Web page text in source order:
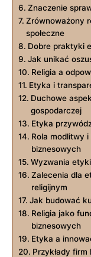
Znaczenie
Zrównoważony
społeczne
Dobre praktyki
Jak unikać
Religia a
Etyka i
Duchowe
gospodarczej
Etyka
Rola modlitwy
biznesowych
Wyzwania
Zalecenia dla
religijnym
Jak budować
Religia jako
biznesowych
Etyka a
Przykłady